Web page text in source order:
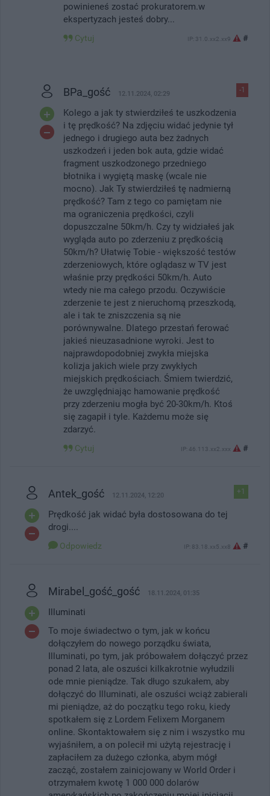
powinieneś zostać prokuratorem.w
ekspertyzach jesteś dobry...
Cytuj IP: 31.0.xx2.xx9 #
-1
BPa_gość 12.11.2024, 02:29
Kolego a jak ty stwierdziłeś te uszkodzenia
i tę prędkość? Na zdjęciu widać jedynie tył
jednego i drugiego auta bez żadnych
uszkodzeń i jeden bok auta, gdzie widać
fragment uszkodzonego przedniego
błotnika i wygiętą maskę (wcale nie
mocno). Jak Ty stwierdziłeś tę nadmierną
prędkość? Tam z tego co pamiętam nie
ma ograniczenia prędkości, czyli
dopuszczalne 50km/h. Czy ty widziałeś jak
wygląda auto po zderzeniu z prędkością
50km/h? Ułatwię Tobie - większość testów
zderzeniowych, które oglądasz w TV jest
właśnie przy prędkości 50km/h. Auto
wtedy nie ma całego przodu. Oczywiście
zderzenie te jest z nieruchomą przeszkodą,
ale i tak te zniszczenia są nie
porównywalne. Dlatego przestań ferować
jakieś nieuzasadnione wyroki. Jest to
najprawdopodobniej zwykła miejska
kolizja jakich wiele przy zwykłych
miejskich prędkościach. Śmiem twierdzić,
że uwzględniając hamowanie prędkość
przy zderzeniu mogła być 20-30km/h. Ktoś
się zagapił i tyle. Każdemu może się
zdarzyć.
Cytuj IP: 46.113.xx2.xxx #
+1
Antek_gość 12.11.2024, 12:20
Prędkość jak widać była dostosowana do tej
drogi....
Odpowiedz IP: 83.18.xx5.xx8 #
Mirabel_gość_gość 18.11.2024, 01:35
Illuminati
To moje świadectwo o tym, jak w końcu
dołączyłem do nowego porządku świata,
Illuminati, po tym, jak próbowałem dołączyć przez
ponad 2 lata, ale oszuści kilkakrotnie wyłudzili
ode mnie pieniądze. Tak długo szukałem, aby
dołączyć do Illuminati, ale oszuści wciąż zabierali
mi pieniądze, aż do początku tego roku, kiedy
spotkałem się z Lordem Felixem Morganem
online. Skontaktowałem się z nim i wszystko mu
wyjaśniłem, a on polecił mi użytą rejestrację i
zapłaciłem za dużego członka, abym mógł
zacząć, zostałem zainicjowany w World Order i
otrzymałem kwotę 1 000 000 dolarów